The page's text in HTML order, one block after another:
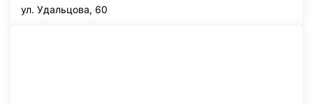
ул. Удальцова, 60